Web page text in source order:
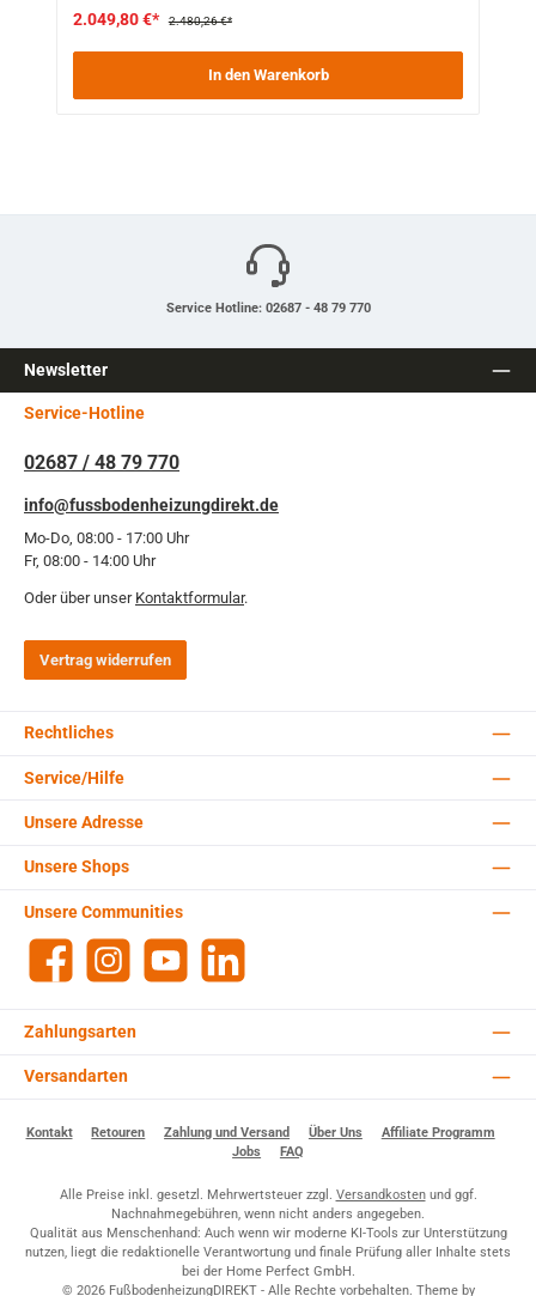
2.049,80 €* 2.480,26 €*
In den Warenkorb
Service Hotline: 02687 - 48 79 770
Newsletter
Service-Hotline
02687 / 48 79 770
info@fussbodenheizungdirekt.de
Mo-Do, 08:00 - 17:00 Uhr
Fr, 08:00 - 14:00 Uhr
Oder über unser Kontaktformular.
Vertrag widerrufen
Rechtliches
Service/Hilfe
Zahlungsarten
Versandarten
Unsere Adresse
Unsere Communities
Facebook Instagram YouTube
Unsere Shops
Kontakt Retouren Zahlung und Versand Über Uns
Affiliate Programm
Jobs
FAQ
Alle Preise inkl. gesetzl. Mehrwertsteuer zzgl. Versandkostenund ggf.
Nachnahmegebühren, wenn nicht anders angegeben.
Qualität aus Menschenhand: Auch wenn wir moderne KI-Tools zur Unterstützung
nutzen, liegt die redaktionelle Verantwortung und finale Prüfung aller Inhalte stets
bei der Home Perfect GmbH.
© 2026 FußbodenheizungDIREKT - Alle Rechte vorbehalten. Theme by